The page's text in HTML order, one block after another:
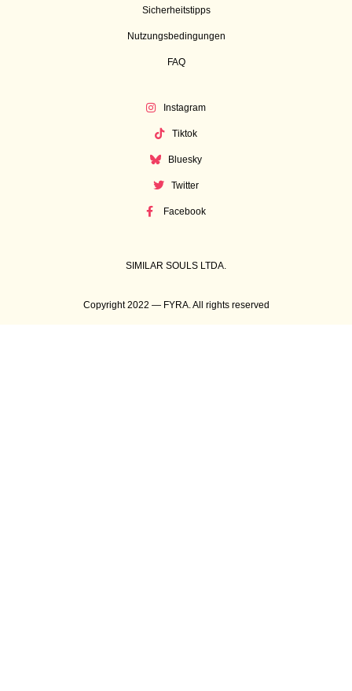
Sicherheitstipps
Nutzungsbedingungen
FAQ
Instagram
Tiktok
Bluesky
Twitter
Facebook
SIMILAR SOULS LTDA.
Copyright 2022 — FYRA. All rights reserved